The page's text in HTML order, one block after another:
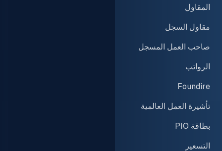
المقاول
مقاول السجل
صاحب العمل المسجل
الرواتب
Foundire
تأشيرة العمل العالمية
بطاقة PIO
التسعير